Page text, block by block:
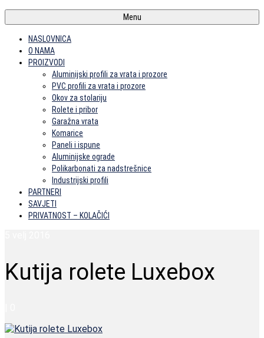
Menu
NASLOVNICA
O NAMA
PROIZVODI
Aluminijski profili za vrata i prozore
PVC profili za vrata i prozore
Okov za stolariju
Rolete i pribor
Garažna vrata
Komarice
Paneli i ispune
Aluminijske ograde
Polikarbonati za nadstrešnice
Industrijski profili
PARTNERI
SAVJETI
PRIVATNOST – KOLAČIĆI
Kutija rolete Luxebox